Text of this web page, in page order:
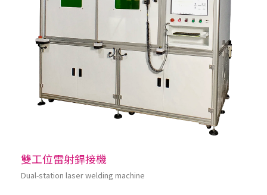
雙工位雷射銲接機
Dual-station laser welding machine